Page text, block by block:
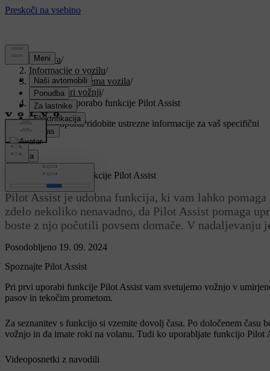
Podpora/
Informacije o vozilu/
Programska oprema vozila/
Pomoč pri vožnji/
Nasveti za uporabo funkcije Pilot Assist
Prilagojena podporaPridobite ustrezne informacije za vaš specifični
avtomobil.
Prijava
Posodobljeno 19. 09. 2024
Nasveti za uporabo funkcije Pilot Assist
Pilot Assist je udobna funkcija, ki vam lahko
zdelo nekoliko nenavadno, da Pilot Assist pomaga
boste z njo počutili povsem domače. V
Spoznajte Pilot Assist
Pri prvi uporabi funkcije Pilot Assist vam svetujemo vožnjo v
pasov in tekočim prometom.
Za seznanitev s funkcijo si vzemite dovolj časa. Po določenem
vožnjo in da imate roki na volanu. Tudi ko uporabljate funkcijo Pilot
Videoposnetki z navodili